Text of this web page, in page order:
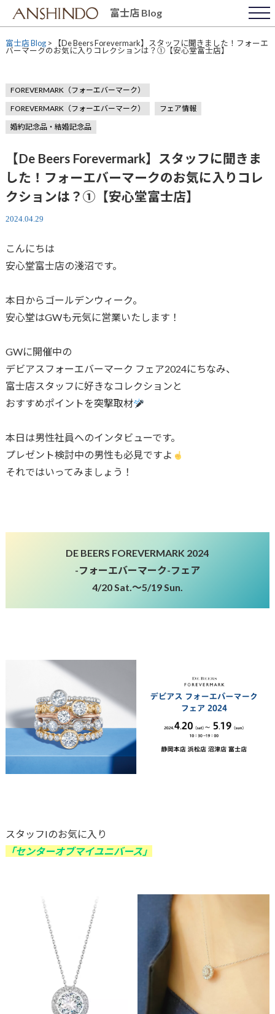
content
富士店 Blog
富士店 Blog> 【De Beers Forevermark】スタッフに聞きました！フォーエ
バーマークのお気に入りコレクションは？①【安心堂富士店】
FOREVERMARK（フォーエバーマーク）
FOREVERMARK（フォーエバーマーク）
フェア情報
婚約記念品・結婚記念品
【De Beers Forevermark】スタッフに聞きま
した！フォーエバーマークのお気に入りコレ
クションは？①【安心堂富士店】
2024.04.29
こんにちは
安心堂富士店の淺沼です。
本日からゴールデンウィーク。
安心堂はGWも元気に営業いたします！
GWに開催中の
デビアスフォーエバーマーク フェア2024にちなみ、
富士店スタッフに好きなコレクションと
おすすめポイントを突撃取材
本日は男性社員へのインタビューです。
プレゼント検討中の男性も必見ですよ
それではいってみましょう！
DE BEERS FOREVERMARK 2024
-フォーエバーマーク-フェア
4/20 Sat.～5/19 Sun.
スタッフIのお気に入り
「センターオブマイユニバース」